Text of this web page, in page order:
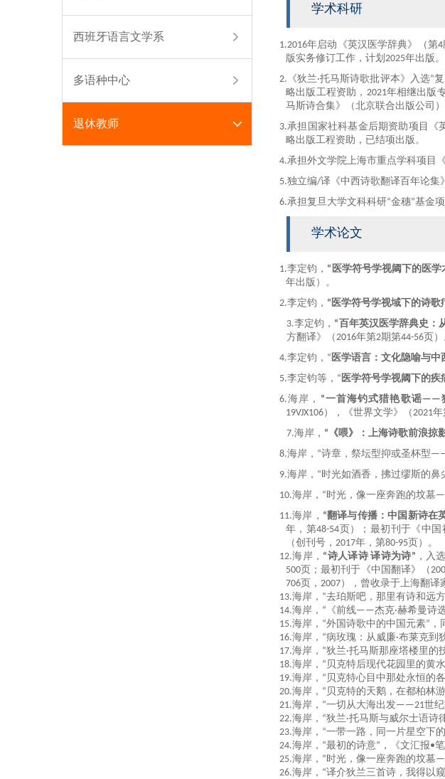
西班牙语言文学系
多语种中心
退休教师
学术科研
1.2016年启动《英汉医学辞典》（第4
版实务修订工作，计划2025年出版。
2. 《狄兰·托马斯诗歌批评本》入选“
略出版工程资助 ， 2021年相继出版
马斯诗合集》（北京联合出版公司）
3.承担 国家社科基金后期资助项目 《
略出版工程资助 ， 已结项出版。
4.承担外文学院上海市重点学科项目 《
5.独立编/译《中西诗歌翻译百年论集
6.承担复旦大学文科科研“金穗”基金项
学术论文
1.李定钧， “医学符号学视阈 下的 医学
年出版）。
2.李定钧， “医学符号学视域下的诗歌
3.李定钧， “ 百年英汉医学辞典史：
方翻译》（2016年第2期第44-56页）
4.李定钧， “医学语言：文化隐喻与中
5.李定钧等 ， “医学符号学视阈下的疾
6.海岸， “一首海钓式猎艳歌谣——
19VJX106），《世界文学》（2021年
7.海岸， “《喂》：上海诗歌前浪掠
8.海岸，“诗章，祭坛型抑或圣杯型
9.海岸， “时光如酒香 ，拂过缪斯的鼻
10.海岸， “时光，像一座奔跑的坟墓
11.海岸， “翻译与传播：中国新诗在
年，第48-54页）； 最初刊于 《中
（创刊号， 2017年，第80-95页 ） 。
12.海岸， “诗人译诗 译诗为诗” ，入
500页；最初刊于 《中国翻译》 （
706页， 2007），曾收录于上海翻译
13.海岸，“去珀斯吧，那里有诗和远
14.海岸， “《前线——杰克·赫希曼诗
15.海岸， “外国诗歌中的中国元素” ，
16.海岸， “病玫瑰：从威廉·布莱克到
17.海岸， “狄兰·托马斯那座塔楼里的
18.海岸， “贝克特后现代花园里的黄
19.海岸， “贝克特心目中那处永恒的
20.海岸， “贝克特的天鹅，在都柏林
21.海岸， “一切从大海出发——21世
22.海岸， “狄兰·托马斯与威尔士语诗
23.海岸， “一带一路 ， 同一片星空下
24.海岸， “最初的诗意” ， 《文汇报•笔
25.海岸， “时光，像一座奔跑的坟墓
26.海岸， “译介狄兰三首诗，我得以